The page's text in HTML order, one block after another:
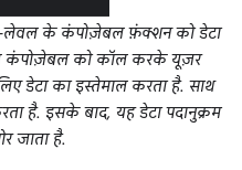
लेवल के कंपोज़ेबल फ़ंक्शन को डेटा
कंपोज़ेबल को कॉल करके यूज़र
डेटा का इस्तेमाल करता है. साथ
है. इसके बाद, यह डेटा पदानुक्रम
जाता है.